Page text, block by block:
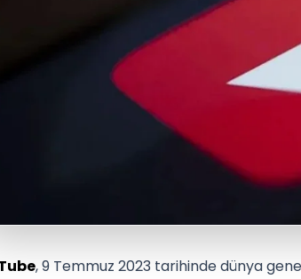
, 9 Temmuz 2023 tarihinde dünya